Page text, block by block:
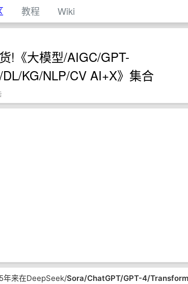
教程 Wiki
!《大模型/AIGC/GPT-
KG/NLP/CV AI+X》集合
年来在DeepSeek/Sora/ChatGPT/GPT-4/